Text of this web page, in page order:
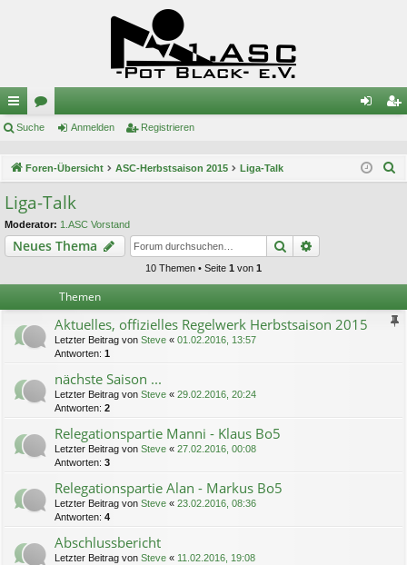
ch
llz
ug
riff
or
el rie
Suche Anmelden Registrieren
Foren-Übersicht ASC-Herbstsaison 2015 Liga-Talk
Liga-Talk
Moderator: 1.ASC Vorstand
Neues Thema Suche
10 Themen • Seite 1 von 1
Themen
Aktuelles, offizielles Regelwerk Herbstsaison 2015
Letzter Beitrag von Steve « 01.02.2016, 13:57
Antworten: 1
nächste Saison ...
Letzter Beitrag von Steve « 29.02.2016, 20:24
Antworten: 2
Relegationspartie Manni - Klaus Bo5
Letzter Beitrag von Steve « 27.02.2016, 00:08
Antworten: 3
Relegationspartie Alan - Markus Bo5
Letzter Beitrag von Steve « 23.02.2016, 08:36
Antworten: 4
Abschlussbericht
Letzter Beitrag von Steve « 11.02.2016, 19:08